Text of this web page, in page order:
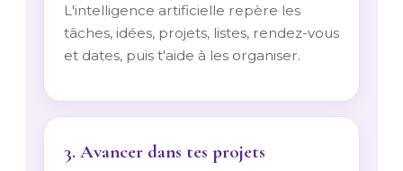
L'intelligence artificielle repère les
tâches, idées, projets, listes, rendez-vous
et dates, puis t'aide à les organiser.
3. Avancer dans tes projets